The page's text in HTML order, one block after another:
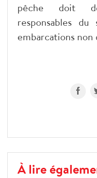
pêche doit
responsables
embarcations
À lire